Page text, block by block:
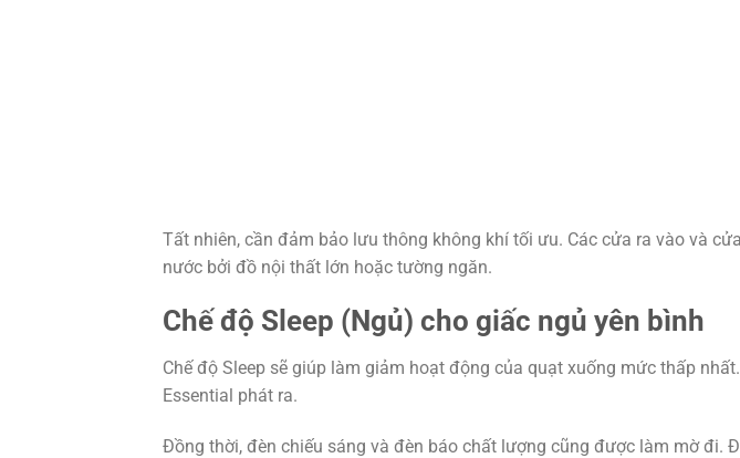
Tất nhiên, cần đảm bảo lưu thông không khí tối ưu. Các cửa ra vào và
nước bởi đồ nội thất lớn hoặc tường ngăn.
Chế độ Sleep (Ngủ) cho giấc ngủ yên bình
Chế độ Sleep sẽ giúp làm giảm hoạt động của quạt xuống mức thấp
Essential phát ra.
Đồng thời, đèn chiếu sáng và đèn báo chất lượng cũng được làm mờ đi.